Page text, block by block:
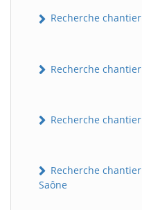
Recherche
Recherche
Recherche
Recherche
Saône